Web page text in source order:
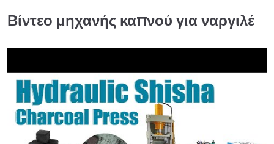
Βίντεο μηχανής καπνού για ναργιλέ